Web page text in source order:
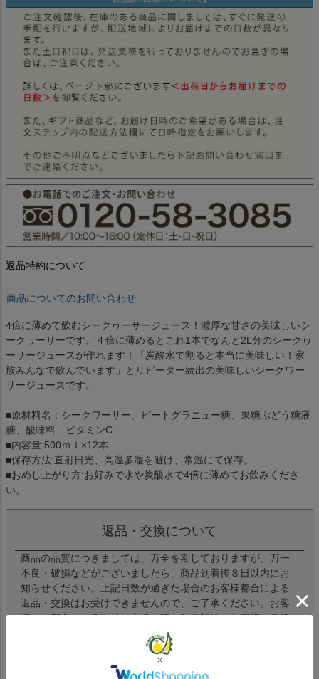
返品特約について
商品についてのお問い合わせ
4倍に薄めて飲むシークヮーサージュース！濃厚な甘さの美味しいシ
ークヮーサーです。４倍に薄めるとこれ1本でなんと2L分のシークヮ
ーサージュースが作れます！「炭酸水で割ると本当に美味しい！家
族みんなで飲んでいます」とリピーター続出の美味しいシークワー
サージュースです。
■原材料名：シークワーサー、ピートグラニュー糖、果糖ぶどう糖液
糖、酸味料、ビタミンC
■内容量:500ｍｌ×12本
■保存方法:直射日光、高温多湿を避け、常温にて保存。
■おめし上がり方:お好みで水や炭酸水で4倍に薄めてお飲みくださ
い。
返品・交換について
商品の品質につきましては、万全を期しておりますが、万一
不良・破損などがございましたら、商品到着後８日以内にお
知らせください。上記日数が過ぎた場合のお客様都合による
返品・交換はお受けできませんので、ご了承ください。お客
様のご都合による返品・交換の際の配送料は、お客様ご負担
でお願いいたします。また、商品到着時と同じ状態で、返送